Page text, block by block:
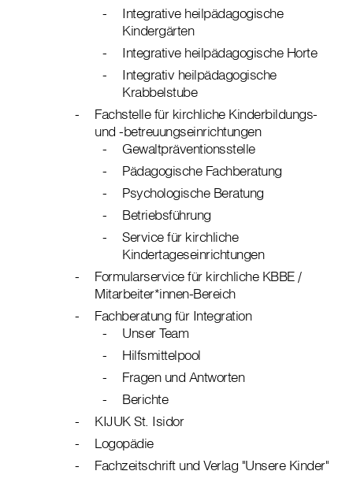
Integrative heilpädagogische
Kindergärten
Integrative heilpädagogische Horte
Integrativ heilpädagogische
Krabbelstube
Fachstelle für kirchliche Kinderbildungs-
und -betreuungseinrichtungen
Gewaltpräventionsstelle
Pädagogische Fachberatung
Psychologische Beratung
Betriebsführung
Service für kirchliche
Kindertageseinrichtungen
Formularservice für kirchliche KBBE /
Mitarbeiter*innen-Bereich
Fachberatung für Integration
Unser Team
Hilfsmittelpool
Fragen und Antworten
Berichte
KIJUK St. Isidor
Logopädie
Fachzeitschrift und Verlag "Unsere Kinder"